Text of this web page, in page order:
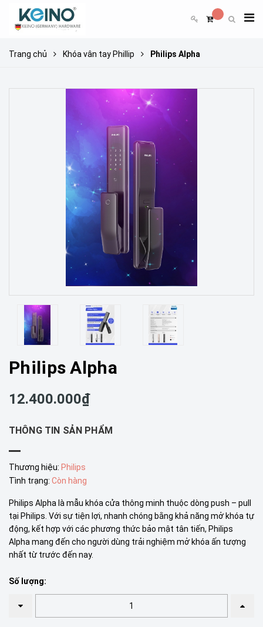
Trang chủ Khóa vân tay Phillip Philips Alpha
Philips Alpha
12.400.000₫
THÔNG TIN SẢN PHẨM
Thương hiệu: Philips
Tình trạng: Còn hàng
Philips Alpha là mẫu khóa cửa thông minh thuộc dòng push – pull
tại Philips. Với sự tiện lợi, nhanh chóng bằng khả năng mở khóa tự
động, kết hợp với các phương thức bảo mật tân tiến, Philips
Alpha mang đến cho người dùng trải nghiệm mở khóa ấn tượng
nhất từ trước đến nay.
Số lượng: